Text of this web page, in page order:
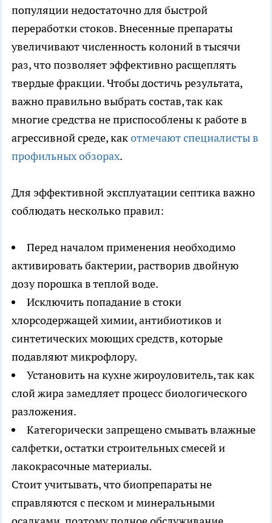
популяции недостаточно для быстрой
переработки стоков. Внесенные препараты
увеличивают численность колоний в тысячи
раз, что позволяет эффективно расщеплять
твердые фракции. Чтобы достичь результата,
важно правильно выбрать состав, так как
многие средства не приспособлены к работе в
агрессивной среде, какотмечают специалисты в
профильных обзорах.
Для эффективной эксплуатации септика важно
соблюдать несколько правил:
Перед началом применения необходимо
активировать бактерии, растворив двойную
дозу порошка в теплой воде.
Исключить попадание в стоки
хлорсодержащей химии, антибиотиков и
синтетических моющих средств, которые
подавляют микрофлору.
Установить на кухне жироуловитель, так как
слой жира замедляет процесс биологического
разложения.
Категорически запрещено смывать влажные
салфетки, остатки строительных смесей и
лакокрасочные материалы.
Стоит учитывать, что биопрепараты не
справляются с песком и минеральными